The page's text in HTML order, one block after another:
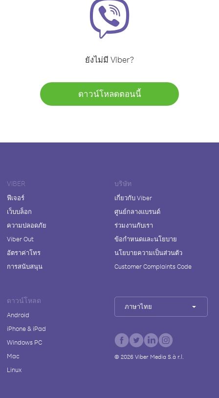
ยังไม่มี Viber?
ดาวน์โหลดตอนนี้
VIBER
ฟีเจอร์
เว็บบล็อก
ความปลอดภัย
Viber Out
อัตราค่าโทร
การสนับสนุน
บริษัท
เกี่ยวกับ Viber
ศูนย์กลางแบรนด์
ร่วมงานกับเรา
ข้อกำหนดและนโยบาย
นโยบายความเป็นส่วนตัว
Customer Complaints Code
ดาวน์โหลด
Android
iPhone & iPad
Windows PC
Mac
Linux
ภาษาไทย
© 2026Viber Media S.à r.l.